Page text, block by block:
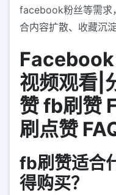
facebook粉丝等需求
合内容扩散、收藏沉
Facebook
视频观看|
赞 fb刷赞
刷点赞
fb刷赞适合
得购买？